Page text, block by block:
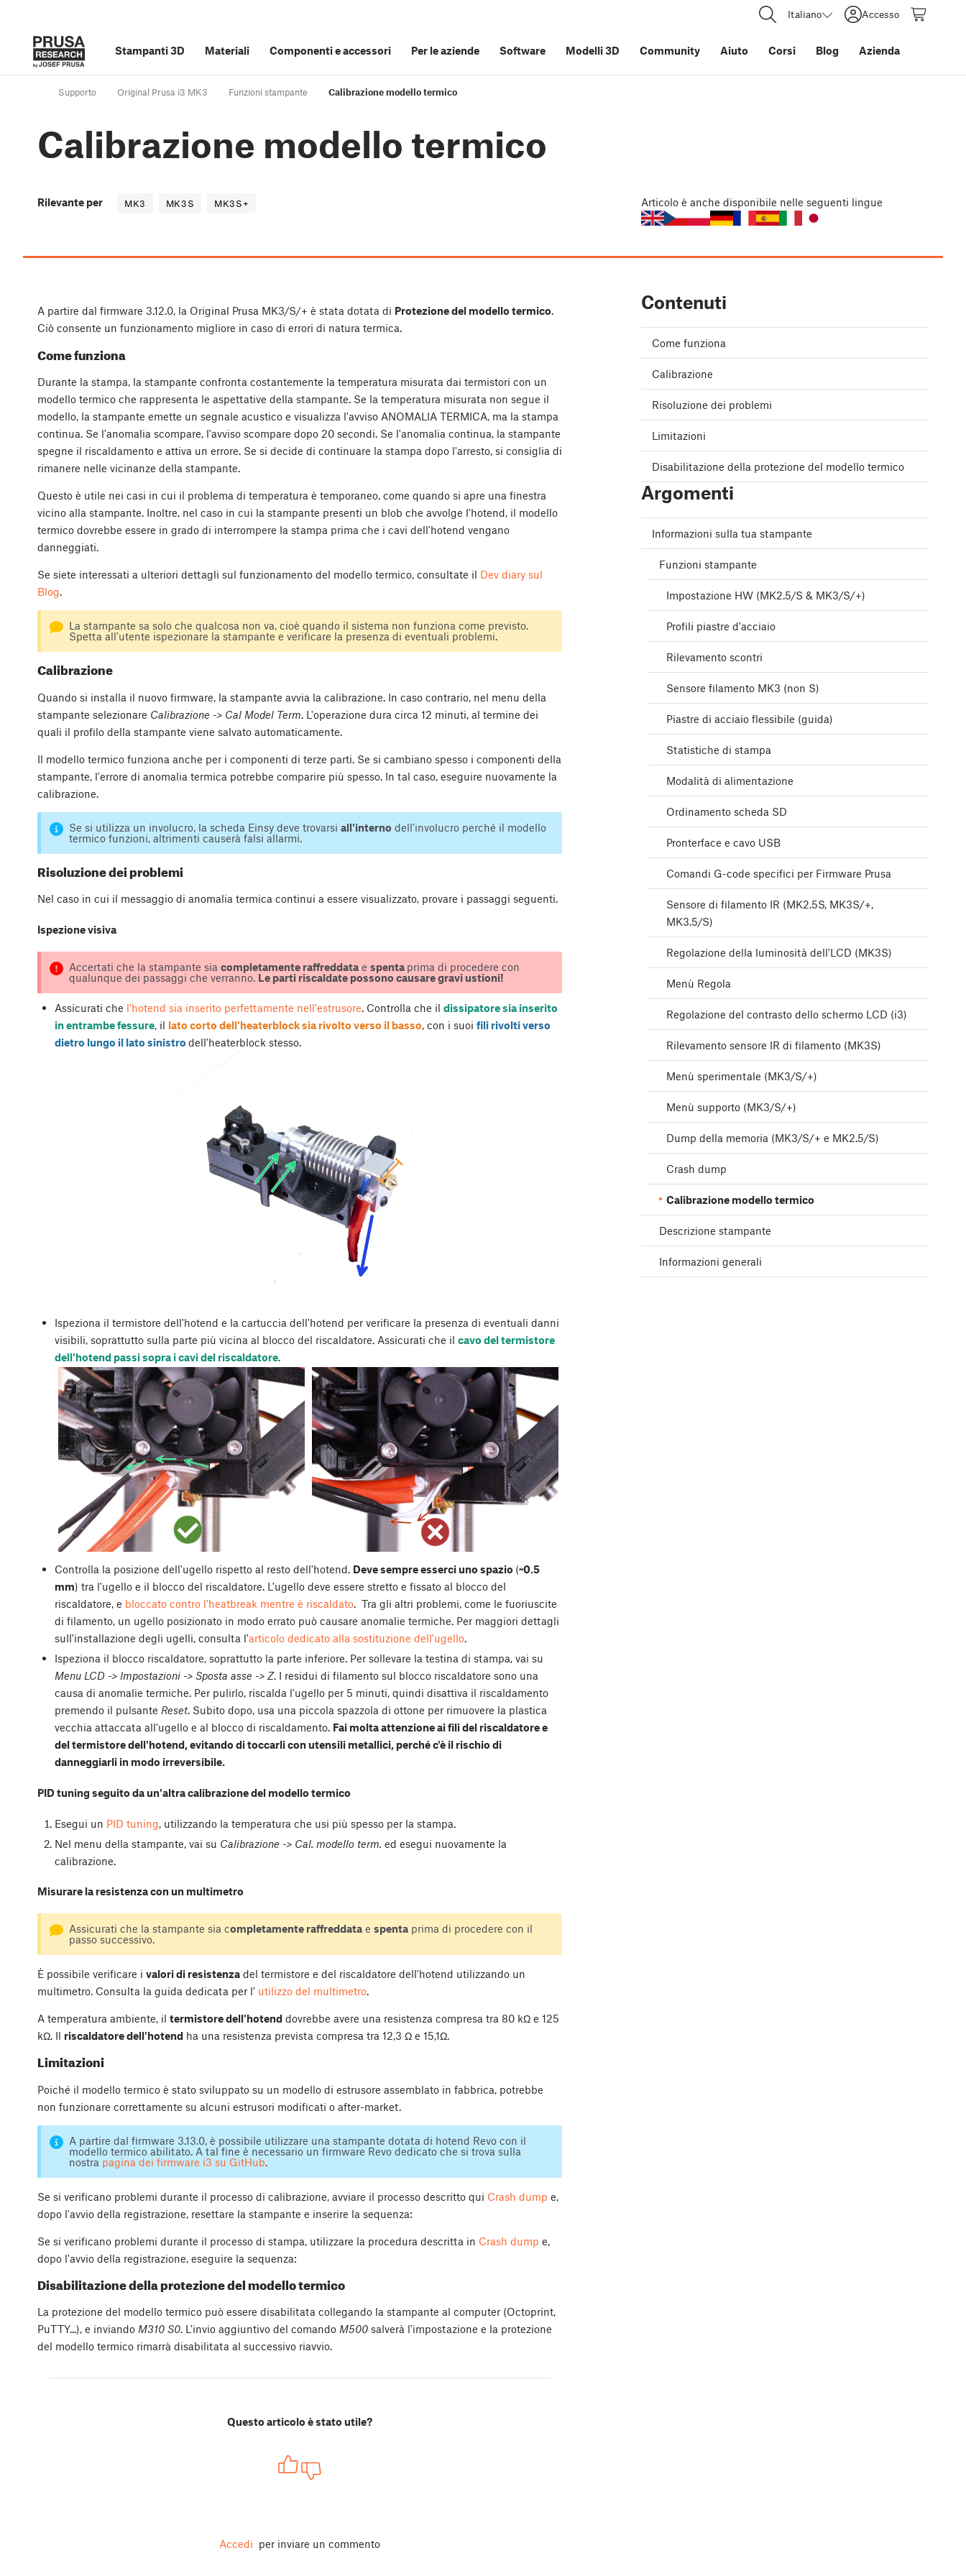
Italiano Accesso
Stampanti 3D Materiali Componenti e accessori Per le aziende Software Modelli 3D Community Aiuto Corsi Blog Azienda
Supporto Original Prusa i3 MK3 Funzioni stampante Calibrazione modello termico
Calibrazione modello termico
Rilevante per MK3 MK3S MK3S+ Articolo è anche disponibile nelle seguenti lingue
A partire dal firmware 3.12.0, la Original Prusa MK3/S/+ è stata dotata di Protezione del modello termico.
Ciò consente un funzionamento migliore in caso di errori di natura termica.
Come funziona
Durante la stampa, la stampante confronta costantemente la temperatura misurata dai termistori con un
modello termico che rappresenta le aspettative della stampante. Se la temperatura misurata non segue il
modello, la stampante emette un segnale acustico e visualizza l'avviso ANOMALIA TERMICA, ma la stampa
continua. Se l'anomalia scompare, l'avviso scompare dopo 20 secondi. Se l'anomalia continua, la stampante
spegne il riscaldamento e attiva un errore. Se si decide di continuare la stampa dopo l'arresto, si consiglia di
rimanere nelle vicinanze della stampante.
Questo è utile nei casi in cui il problema di temperatura è temporaneo, come quando si apre una finestra
vicino alla stampante. Inoltre, nel caso in cui la stampante presenti un blob che avvolge l'hotend, il modello
termico dovrebbe essere in grado di interrompere la stampa prima che i cavi dell'hotend vengano
danneggiati.
Se siete interessati a ulteriori dettagli sul funzionamento del modello termico, consultate il Dev diary sul
Blog.
La stampante sa solo che qualcosa non va, cioè quando il sistema non funziona come previsto.
Spetta all'utente ispezionare la stampante e verificare la presenza di eventuali problemi.
Calibrazione
Quando si installa il nuovo firmware, la stampante avvia la calibrazione. In caso contrario, nel menu della
stampante selezionare Calibrazione -> Cal Model Term. L'operazione dura circa 12 minuti, al termine dei
quali il profilo della stampante viene salvato automaticamente.
Il modello termico funziona anche per i componenti di terze parti. Se si cambiano spesso i componenti della
stampante, l'errore di anomalia termica potrebbe comparire più spesso. In tal caso, eseguire nuovamente la
calibrazione.
Se si utilizza un involucro, la scheda Einsy deve trovarsi all'interno dell'involucro perché il modello
termico funzioni, altrimenti causerà falsi allarmi.
Risoluzione dei problemi
Nel caso in cui il messaggio di anomalia termica continui a essere visualizzato, provare i passaggi seguenti.
Ispezione visiva
Accertati che la stampante sia completamente raffreddatae spenta prima di procedere con
qualunque dei passaggi che verranno. Le parti riscaldate possono causare gravi ustioni!
Assicurati che l'hotend sia inserito perfettamente nell'estrusore. Controlla che il dissipatore sia inserito
in entrambe fessure, il lato corto dell'heaterblock sia rivolto verso il basso, con i suoi fili rivolti verso
dietro lungo il lato sinistro dell'heaterblock stesso.
Ispeziona il termistore dell'hotend e la cartuccia dell'hotend per verificare la presenza di eventuali danni
visibili, soprattutto sulla parte più vicina al blocco del riscaldatore. Assicurati che il cavo del termistore
dell'hotend passi sopra i cavi del riscaldatore.
Controlla la posizione dell'ugello rispetto al resto dell'hotend. Deve sempre esserci uno spazio (~0.5
mm) tra l'ugello e il blocco del riscaldatore. L'ugello deve essere stretto e fissato al blocco del
riscaldatore, e bloccato contro l'heatbreak mentre è riscaldato. Tra gli altri problemi, come le fuoriuscite
di filamento, un ugello posizionato in modo errato può causare anomalie termiche. Per maggiori dettagli
sull'installazione degli ugelli, consulta l'articolo dedicato alla sostituzione dell'ugello.
Ispeziona il blocco riscaldatore, soprattutto la parte inferiore. Per sollevare la testina di stampa, vai su
Menu LCD -> Impostazioni -> Sposta asse -> Z. I residui di filamento sul blocco riscaldatore sono una
causa di anomalie termiche. Per pulirlo, riscalda l'ugello per 5 minuti, quindi disattiva il riscaldamento
premendo il pulsante Reset. Subito dopo, usa una piccola spazzola di ottone per rimuovere la plastica
vecchia attaccata all'ugello e al blocco di riscaldamento. Fai molta attenzione ai fili del riscaldatore e
del termistore dell'hotend, evitando di toccarli con utensili metallici, perché c'è il rischio di
danneggiarli in modo irreversibile.
PID tuning seguito da un'altra calibrazione del modello termico
Esegui un PID tuning , utilizzando la temperatura che usi più spesso per la stampa.
Nel menu della stampante, vai su Calibrazione -> Cal. modello term. ed esegui nuovamente la
calibrazione.
Misurare la resistenza con un multimetro
Assicurati che la stampante sia completamente raffreddatae spentaprima di procedere con il
passo successivo.
È possibile verificare i valori di resistenza del termistore e del riscaldatore dell'hotend utilizzando un
multimetro. Consulta la guida dedicata per l' utilizzo del multimetro.
A temperatura ambiente, il termistore dell'hotend dovrebbe avere una resistenza compresa tra 80 kΩ e 125
kΩ. Il riscaldatore dell'hotend ha una resistenza prevista compresa tra 12,3 Ω e 15,1Ω.
Limitazioni
Poiché il modello termico è stato sviluppato su un modello di estrusore assemblato in fabbrica, potrebbe
non funzionare correttamente su alcuni estrusori modificati o after-market.
A partire dal firmware 3.13.0, è possibile utilizzare una stampante dotata di hotend Revo con il
modello termico abilitato. A tal fine è necessario un firmware Revo dedicato che si trova sulla
nostra pagina dei firmware i3 su GitHub.
Se si verificano problemi durante il processo di calibrazione, avviare il processo descritto qui Crash dump e,
dopo l'avvio della registrazione, resettare la stampante e inserire la sequenza:
Se si verificano problemi durante il processo di stampa, utilizzare la procedura descritta in Crash dump e,
dopo l'avvio della registrazione, eseguire la sequenza:
Disabilitazione della protezione del modello termico
La protezione del modello termico può essere disabilitata collegando la stampante al computer (Octoprint,
PuTTY...), e inviando M310 S0. L'invio aggiuntivo del comando M500 salverà l'impostazione e la protezione
del modello termico rimarrà disabilitata al successivo riavvio.
Questo articolo è stato utile?
Accedi per inviare un commento
Contenuti
Come funziona
Calibrazione
Risoluzione dei problemi
Limitazioni
Disabilitazione della protezione del modello termico
Argomenti
Informazioni sulla tua stampante
Funzioni stampante
Impostazione HW (MK2.5/S & MK3/S/+)
Profili piastre d'acciaio
Rilevamento scontri
Sensore filamento MK3 (non S)
Piastre di acciaio flessibile (guida)
Statistiche di stampa
Modalità di alimentazione
Ordinamento scheda SD
Pronterface e cavo USB
Comandi G-code specifici per Firmware Prusa
Sensore di filamento IR (MK2.5S, MK3S/+,
MK3.5/S)
Regolazione della luminosità dell'LCD (MK3S)
Menù Regola
Regolazione del contrasto dello schermo LCD (i3)
Rilevamento sensore IR di filamento (MK3S)
Menù sperimentale (MK3/S/+)
Menù supporto (MK3/S/+)
Dump della memoria (MK3/S/+ e MK2.5/S)
Crash dump
Calibrazione modello termico
Descrizione stampante
Informazioni generali